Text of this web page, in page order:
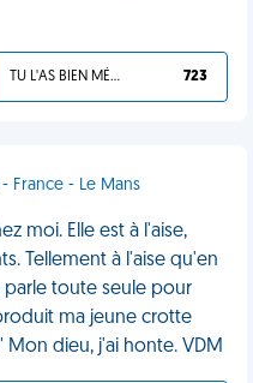
TU L'AS BIEN MÉRITÉ 723
France - Le Mans
moi. Elle est à l'aise,
Tellement à l'aise qu'en
parle toute seule pour
ma jeune crotte
Mon dieu, j'ai honte. VDM